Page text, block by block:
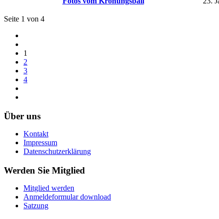
Seite 1 von 4
1
2
3
4
Über uns
Kontakt
Impressum
Datenschutzerklärung
Werden Sie Mitglied
Mitglied werden
Anmeldeformular download
Satzung